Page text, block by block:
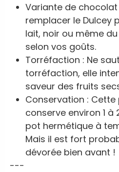
Variante de chocolat
remplacer le Dulcey
lait, noir ou même
selon vos goûts.
Torréfaction : Ne
torréfaction, elle
saveur des fruits
Conservation :
conserve environ 1
pot hermétique à
Mais il est fort
dévorée bien avant !
---